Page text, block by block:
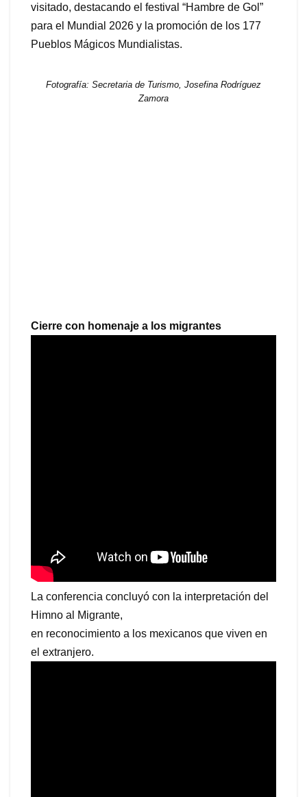
visitado, destacando el festival “Hambre de Gol”
para el Mundial 2026 y la promoción de los 177
Pueblos Mágicos Mundialistas.
Fotografía: Secretaria de Turismo, Josefina Rodríguez
Zamora
Cierre con homenaje a los migrantes
La conferencia concluyó con la interpretación del
Himno al Migrante,
en reconocimiento a los mexicanos que viven en
el extranjero.